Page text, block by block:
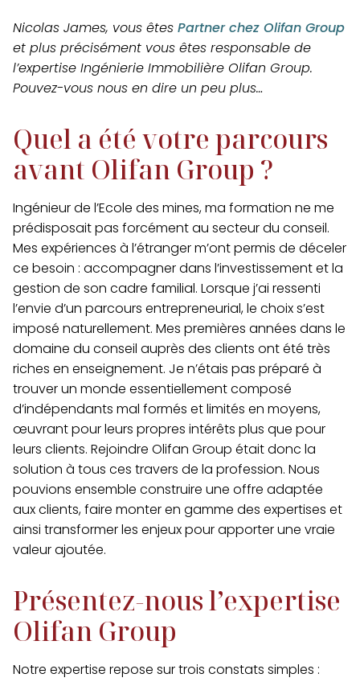
Nicolas James, vous êtes Partner chez Olifan Group
et plus précisément vous êtes responsable de
l’expertise Ingénierie Immobilière Olifan Group.
Pouvez-vous nous en dire un peu plus…
Quel a été votre parcours
avant Olifan Group ?
Ingénieur de l’Ecole des mines, ma formation ne me
prédisposait pas forcément au secteur du conseil.
Mes expériences à l’étranger m’ont permis de déceler
ce besoin : accompagner dans l’investissement et la
gestion de son cadre familial. Lorsque j’ai ressenti
l’envie d’un parcours entrepreneurial, le choix s’est
imposé naturellement. Mes premières années dans le
domaine du conseil auprès des clients ont été très
riches en enseignement. Je n’étais pas préparé à
trouver un monde essentiellement composé
d’indépendants mal formés et limités en moyens,
œuvrant pour leurs propres intérêts plus que pour
leurs clients. Rejoindre Olifan Group était donc la
solution à tous ces travers de la profession. Nous
pouvions ensemble construire une offre adaptée
aux clients, faire monter en gamme des expertises et
ainsi transformer les enjeux pour apporter une vraie
valeur ajoutée.
Présentez-nous l’expertise
Olifan Group
Notre expertise repose sur trois constats simples :